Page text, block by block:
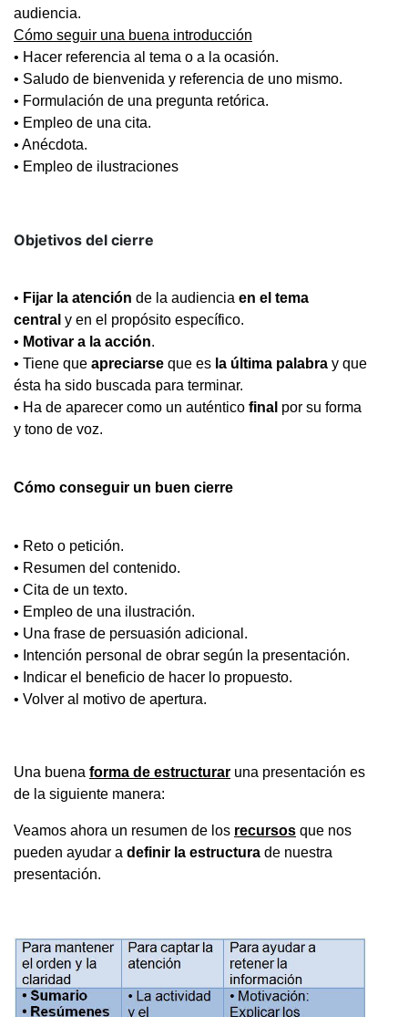
audiencia.
Cómo seguir una buena introducción
• Hacer referencia al tema o a la ocasión.
• Saludo de bienvenida y referencia de uno mismo.
• Formulación de una pregunta retórica.
• Empleo de una cita.
• Anécdota.
• Empleo de ilustraciones
Objetivos del cierre
• Fijar la atención de la audiencia en el tema
central y en el propósito específico.
• Motivar a la acción.
• Tiene que apreciarse que es la última palabra y que
ésta ha sido buscada para terminar.
• Ha de aparecer como un auténtico final por su forma
y tono de voz.
Cómo conseguir un buen cierre
• Reto o petición.
• Resumen del contenido.
• Cita de un texto.
• Empleo de una ilustración.
• Una frase de persuasión adicional.
• Intención personal de obrar según la presentación.
• Indicar el beneficio de hacer lo propuesto.
• Volver al motivo de apertura.
Una buena forma de estructurar una presentación es
de la siguiente manera:
Veamos ahora un resumen de los recursos que nos
pueden ayudar a definir la estructura de nuestra
presentación.